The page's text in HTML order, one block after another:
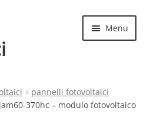
Menu
pannelli fotovoltaici
370hc – modulo fotovoltaico